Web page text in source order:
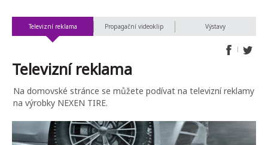
Televizní reklama Propagační videoklip Výstavy
Televizní reklama
Na domovské stránce se můžete podívat na televizní reklamy
na výrobky NEXEN TIRE.